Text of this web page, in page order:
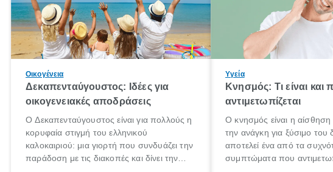
Οικογένεια
Δεκαπενταύγουστος: Ιδέες για
οικογενειακές αποδράσεις
Ο Δεκαπενταύγουστος είναι για πολλούς η
κορυφαία στιγμή του ελληνικού
καλοκαιριού: μια γιορτή που συνδυάζει την
παράδοση με τις διακοπές και δίνει την
Υγεία
Κνησμός: Τι είναι και
αντιμετωπίζεται
Ο κνησμός είναι η
την ανάγκη για ξύσιμο του
αποτελεί ένα από τα
συμπτώματα που